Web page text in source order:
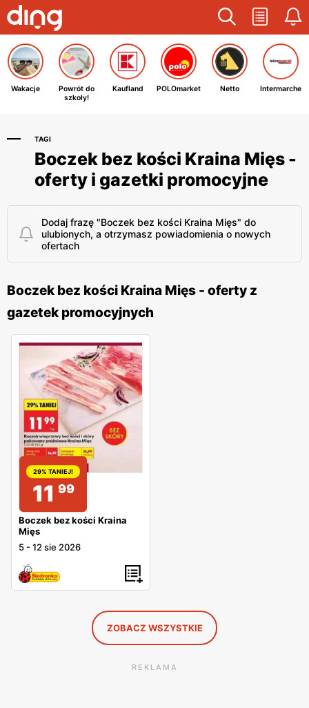
Wakacje
Powrót do
szkoły!
Kaufland POLOmarket Netto Intermarche
TAGI
Boczek bez kości Kraina Mięs -
oferty i gazetki promocyjne
Dodaj frazę "Boczek bez kości Kraina Mięs" do
ulubionych, a otrzymasz powiadomienia o nowych
ofertach
Boczek bez kości Kraina Mięs - oferty z
gazetek promocyjnych
29% TANIEJ!
11 99
Boczek bez kości Kraina
Mięs
5 -12 sie 2026
ZOBACZ WSZYSTKIE
REKLAMA